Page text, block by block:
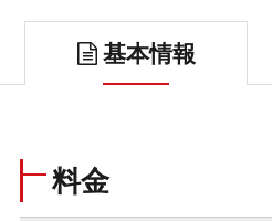
基本情報
料金